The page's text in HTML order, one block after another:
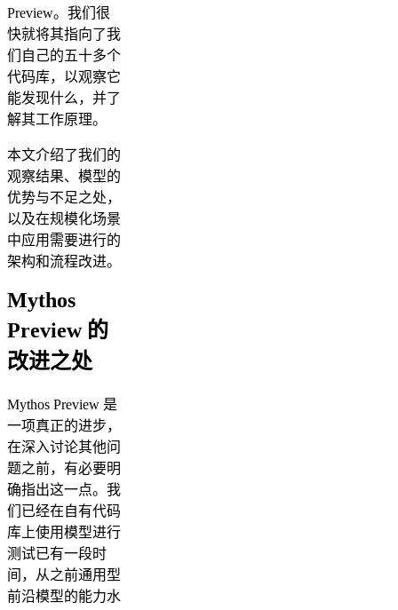
Preview。我们很
快就将其指向了我
们自己的五十多个
代码库，以观察它
能发现什么，并了
解其工作原理。
本文介绍了我们的
观察结果、模型的
优势与不足之处，
以及在规模化场景
中应用需要进行的
架构和流程改进。
Mythos
Preview 的
改进之处
Mythos Preview 是
一项真正的进步，
在深入讨论其他问
题之前，有必要明
确指出这一点。我
们已经在自有代码
库上使用模型进行
测试已有一段时
间，从之前通用型
前沿模型的能力水